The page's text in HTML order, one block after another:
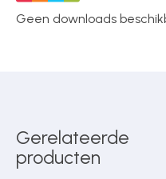
Geen downloads
Gerelateerde
producten